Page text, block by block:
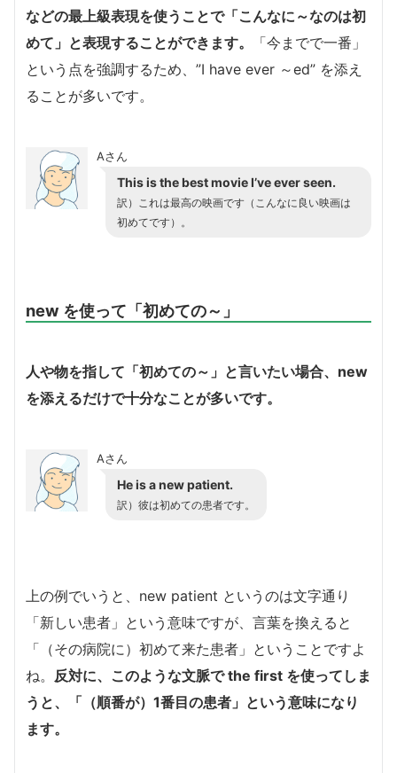
などの最上級表現を使うことで「こんなに～なのは初
めて」と表現することができます。
「今までで一番」
という点を強調するため、”I have ever ～ed” を添え
ることが多いです。
Aさん
This is the best movie I’ve ever seen.
訳）これは最高の映画です（こんなに良い映画は
初めてです）。
new を使って「初めての～」
人や物を指して「初めての～」と言いたい場合、new
を添えるだけで十分なことが多いです。
Aさん
He is a new patient.
訳）彼は初めての患者です。
上の例でいうと、new patient というのは文字通り
「新しい患者」という意味ですが、言葉を換えると
「（その病院に）初めて来た患者」ということですよ
ね。 反対に、このような文脈で the first を使ってしま
うと、「（順番が）1番目の患者」という意味になり
ます。